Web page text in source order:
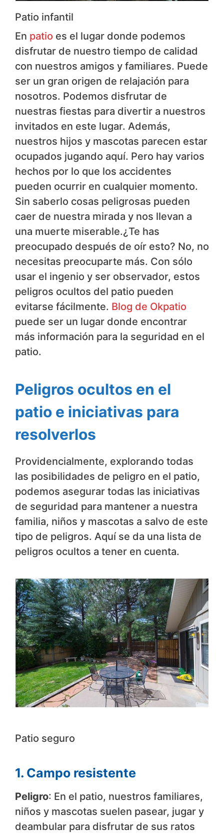
Patio infantil
En patio es el lugar donde podemos
disfrutar de nuestro tiempo de calidad
con nuestros amigos y familiares. Puede
ser un gran origen de relajación para
nosotros. Podemos disfrutar de
nuestras fiestas para divertir a nuestros
invitados en este lugar. Además,
nuestros hijos y mascotas parecen estar
ocupados jugando aquí. Pero hay varios
hechos por lo que los accidentes
pueden ocurrir en cualquier momento.
Sin saberlo cosas peligrosas pueden
caer de nuestra mirada y nos llevan a
una muerte miserable.¿Te has
preocupado después de oír esto? No, no
necesitas preocuparte más. Con sólo
usar el ingenio y ser observador, estos
peligros ocultos del patio pueden
evitarse fácilmente. Blog de Okpatio
puede ser un lugar donde encontrar
más información para la seguridad en el
patio.
Peligros ocultos en el
patio e iniciativas para
resolverlos
Providencialmente, explorando todas
las posibilidades de peligro en el patio,
podemos asegurar todas las iniciativas
de seguridad para mantener a nuestra
familia, niños y mascotas a salvo de este
tipo de peligros. Aquí se da una lista de
peligros ocultos a tener en cuenta.
Patio seguro
1. Campo resistente
Peligro: En el patio, nuestros familiares,
niños y mascotas suelen pasear, jugar y
deambular para disfrutar de sus ratos